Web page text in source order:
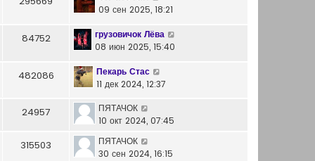
09 сен 2025, 18:21
84752
грузовичок Лёва
08 июн 2025, 15:40
482086
Пекарь Стас
11 дек 2024, 12:37
24957
ПЯТАЧОК
10 окт 2024, 07:45
315503
ПЯТАЧОК
30 сен 2024, 16:15